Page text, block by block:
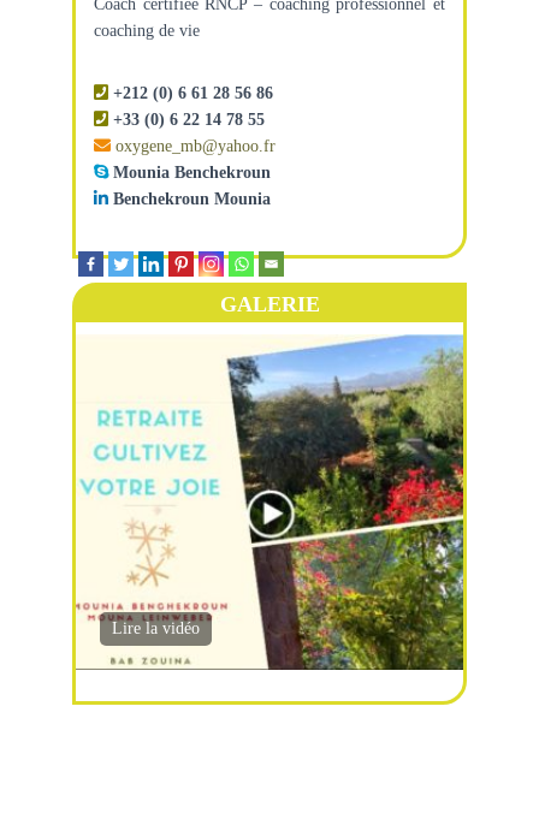
Coach certifiée RNCP – coaching professionnel et
coaching de vie
+212 (0) 6 61 28 56 86
+33 (0) 6 22 14 78 55
oxygene_mb@yahoo.fr
Mounia Benchekroun
Benchekroun Mounia
GALERIE
Lire la vidéo